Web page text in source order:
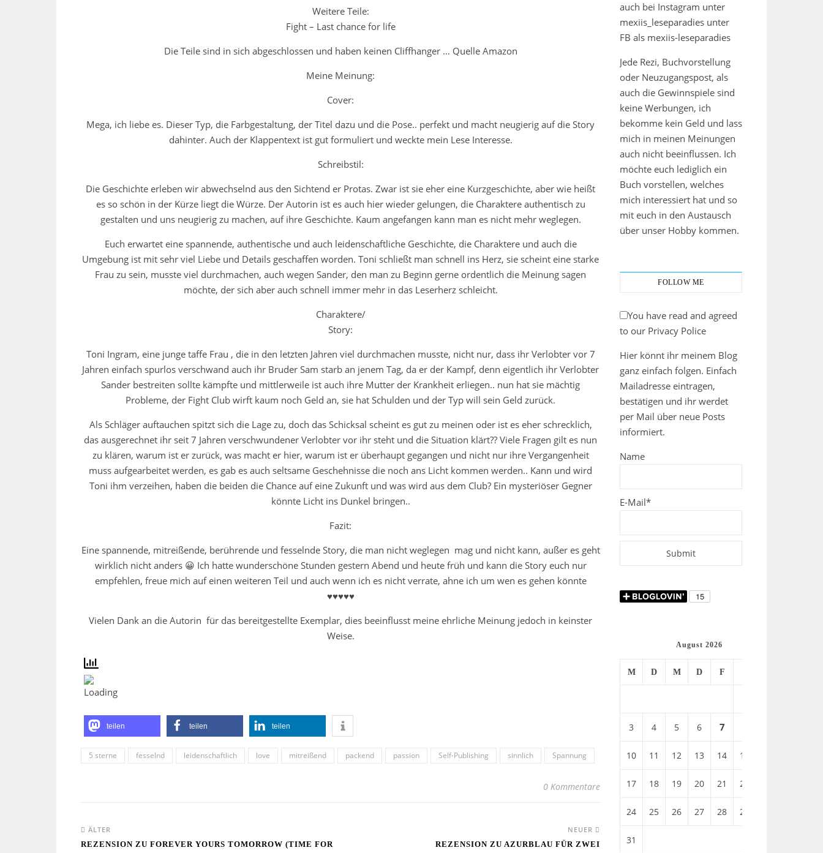
Weitere Teile:
Fight – Last chance for life
Die Teile sind in sich abgeschlossen und haben keinen Cliffhanger … Quelle Amazon
Meine Meinung:
Cover:
Mega, ich liebe es. Dieser Typ, die Farbgestaltung, der Titel dazu und die Pose.. perfekt und macht neugierig auf die Story
dahinter. Auch der Klappentext ist gut formuliert und weckte mein Lese Interesse.
Schreibstil:
Die Geschichte erleben wir abwechselnd aus den Sichtend er Protas. Zwar ist sie eher eine Kurzgeschichte, aber wie heißt
es so schön in der Kürze liegt die Würze. Der Autorin ist es auch hier wieder gelungen, die Charaktere authentisch zu
gestalten und uns neugierig zu machen, auf ihre Geschichte. Kaum angefangen kann man es nicht mehr weglegen.
Euch erwartet eine spannende, authentische und auch leidenschaftliche Geschichte, die Charaktere und auch die
Umgebung ist mit sehr viel Liebe und Details geschaffen worden. Toni schließt man schnell ins Herz, sie scheint eine starke
Frau zu sein, musste viel durchmachen, auch wegen Sander, den man zu Beginn gerne ordentlich die Meinung sagen
möchte, der sich aber auch schnell immer mehr in das Leserherz schleicht.
Charaktere/
Story:
Toni Ingram, eine junge taffe Frau , die in den letzten Jahren viel durchmachen musste, nicht nur, dass ihr Verlobter vor 7
Jahren einfach spurlos verschwand auch ihr Bruder Sam starb an jenem Tag, da er der Kampf, denn eigentlich ihr Verlobter
Sander bestreiten sollte kämpfte und mittlerweile ist auch ihre Mutter der Krankheit erliegen.. nun hat sie mächtig
Probleme, der Fight Club wirft kaum noch Geld an, sie hat Schulden und der Typ will sein Geld zurück.
Als Schläger auftauchen spitzt sich die Lage zu, doch das Schicksal scheint es gut zu meinen oder ist es eher schrecklich,
das ausgerechnet ihr seit 7 Jahren verschwundener Verlobter vor ihr steht und die Situation klärt?? Viele Fragen gilt es nun
zu klären, warum ist er zurück, was macht er hier, warum ist er überhaupt gegangen und nicht nur ihre Vergangenheit
muss aufgearbeitet werden, es gab es auch seltsame Geschehnisse die noch ans Licht kommen werden.. Kann und wird
Toni ihm verzeihen, haben die beiden die Chance auf eine Zukunft und was wird aus dem Club? Ein mysteriöser Gegner
könnte Licht ins Dunkel bringen..
Fazit:
Eine spannende, mitreißende, berührende und fesselnde Story, die man nicht weglegen mag und nicht kann, außer es geht
wirklich nicht anders 😀 Ich hatte wunderschöne Stunden gestern Abend und heute früh und kann die Story euch nur
empfehlen, freue mich auf einen weiteren Teil und auch wenn ich es nicht verrate, ahne ich um wen es gehen könnte
♥♥♥♥♥
Vielen Dank an die Autorin für das bereitgestellte Exemplar, dies beeinflusst meine ehrliche Meinung jedoch in keinster
Weise.
teilen teilen teilen
5 sterne fesselnd leidenschaftlich love mitreißend packend passion Self-Publishing sinnlich Spannung
0 Kommentare
ÄLTER
REZENSION ZU FOREVER YOURS TOMORROW (TIME FOR
NEUER
REZENSION ZU AZURBLAU FÜR ZWEI
auch bei Instagram unter
mexiis_leseparadies unter
FB als mexiis-leseparadies
Jede Rezi, Buchvorstellung
oder Neuzugangspost, als
auch die Gewinnspiele sind
keine Werbungen, ich
bekomme kein Geld und lass
mich in meinen Meinungen
auch nicht beeinflussen. Ich
möchte euch lediglich ein
Buch vorstellen, welches
mich interessiert hat und so
mit euch in den Austausch
über unser Hobby kommen.
FOLLOW ME
You have read and agreed
to our Privacy Police
Hier könnt ihr meinem Blog
ganz einfach folgen. Einfach
Mailadresse eintragen,
bestätigen und ihr werdet
per Mail über neue Posts
informiert.
Name
E-Mail*
August 2026
M D M D F
3 4 5 6 7
10 11 12 13 14 15
17 18 19 20 21 22
24 25 26 27 28 29
31